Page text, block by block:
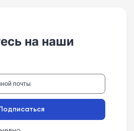
на наши